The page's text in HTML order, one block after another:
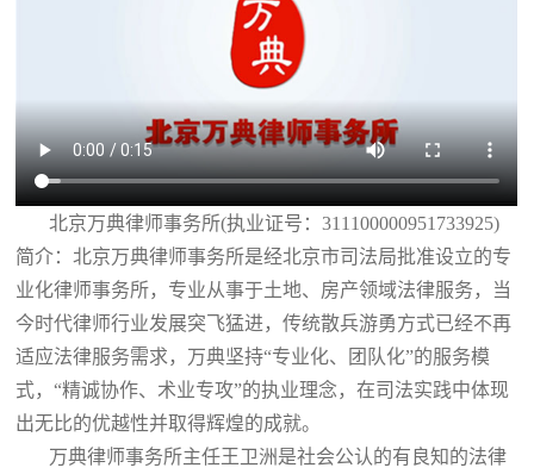
北京万典律师事务所(执业证号：311100000951733925)
简介：北京万典律师事务所是经北京市司法局批准设立的专
业化律师事务所，专业从事于土地、房产领域法律服务，当
今时代律师行业发展突飞猛进，传统散兵游勇方式已经不再
适应法律服务需求，万典坚持“专业化、团队化”的服务模
式，“精诚协作、术业专攻”的执业理念，在司法实践中体现
出无比的优越性并取得辉煌的成就。
万典律师事务所主任王卫洲是社会公认的有良知的法律